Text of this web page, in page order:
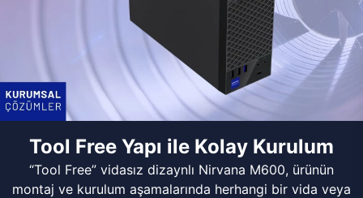
Tool Free Yapı ile Kolay Kurulum
“Tool Free” vidasız dizaynlı Nirvana M600, ürünün
montaj ve kurulum aşamalarında herhangi bir vida veya